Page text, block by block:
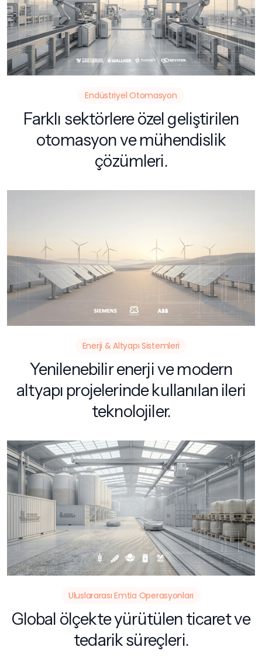
Endüstriyel Otomasyon
Farklı sektörlere özel geliştirilen
otomasyon ve mühendislik
çözümleri.
Enerji & Altyapı Sistemleri
Yenilenebilir enerji ve modern
altyapı projelerinde kullanılan ileri
teknolojiler.
Uluslararası Emtia Operasyonları
Global ölçekte yürütülen ticaret ve
tedarik süreçleri.